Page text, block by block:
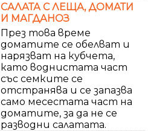
САЛАТА С ЛЕЩА, ДОМАТИ
И МАГДАНОЗ
През това време
доматите се обелват и
нарязват на кубчета,
като воднистата част
със семките се
отстранява и се запазва
само месестата част на
доматите, за да не се
разводни салатата.